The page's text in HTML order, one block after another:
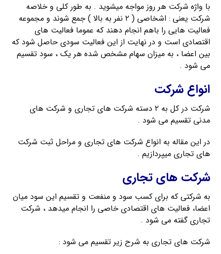
با واژه شرکت هر روز مواجه میشوید . به طور کلی و خلاصه
شرکت یعنی : اشخاصی ( ۲ نفر به بالا ) جمع شوند و مجموعه
فعالیت هایی را باهم انجام دهند که عموما فعالیت های
اقتصادی است و در نهایت از این فعالیت سودی حاصل شود که
بین اعضا ، به میزان سهام مشخص شده هر یک ، سود تقسیم
می شود .
انواع شرکت
شرکت در کل به ۲ دسته شرکت های تجاری و شرکت های
مدنی تقسیم می شود .
در این مقاله به انواع شرکت های تجاری و مراحل ثبت شرکت
های تجاری میپردازیم .
شرکت های تجاری
به شرکتی که برای کسب سود و منفعت و تقسیم این سود میان
اعضا، فعالیت های اقتصادی خاصی را انجام میدهد ، شرکت
تجاری گفته می شود .
شرکت های تجاری به شرح زیر تقسیم می شود :